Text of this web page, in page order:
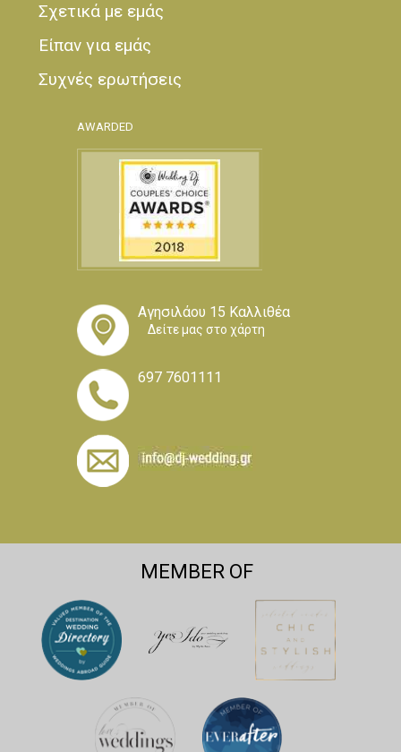
Σχετικά με εμάς
Είπαν για εμάς
Συχνές ερωτήσεις
AWARDED
Αγησιλάου 15 Καλλιθέα
Δείτε μας στο χάρτη
697 7601111
MEMBER OF